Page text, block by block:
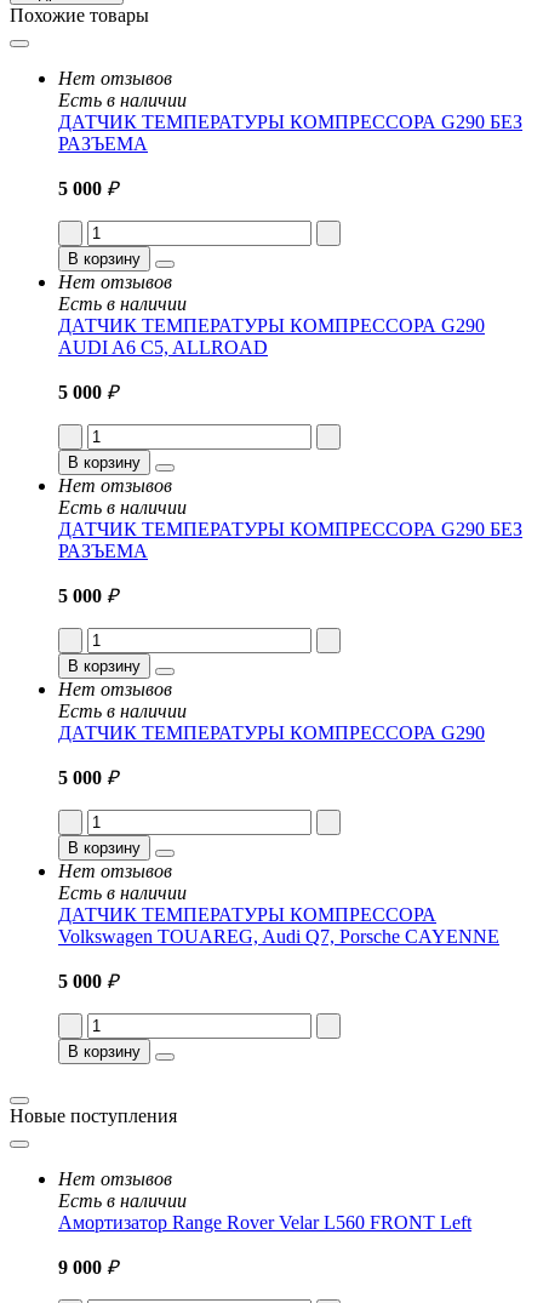
Похожие товары
Нет отзывов
Есть в наличии
ДАТЧИК ТЕМПЕРАТУРЫ КОМПРЕССОРА G290 БЕЗ
РАЗЪЕМА
5 000 ₽
В корзину
Нет отзывов
Есть в наличии
ДАТЧИК ТЕМПЕРАТУРЫ КОМПРЕССОРА G290
AUDI A6 C5, ALLROAD
5 000 ₽
В корзину
Нет отзывов
Есть в наличии
ДАТЧИК ТЕМПЕРАТУРЫ КОМПРЕССОРА G290 БЕЗ
РАЗЪЕМА
5 000 ₽
В корзину
Нет отзывов
Есть в наличии
ДАТЧИК ТЕМПЕРАТУРЫ КОМПРЕССОРА G290
5 000 ₽
В корзину
Нет отзывов
Есть в наличии
ДАТЧИК ТЕМПЕРАТУРЫ КОМПРЕССОРА
Volkswagen TOUAREG, Audi Q7, Porsche CAYENNE
5 000 ₽
В корзину
Новые поступления
Нет отзывов
Есть в наличии
Амортизатор Range Rover Velar L560 FRONT Left
9 000 ₽